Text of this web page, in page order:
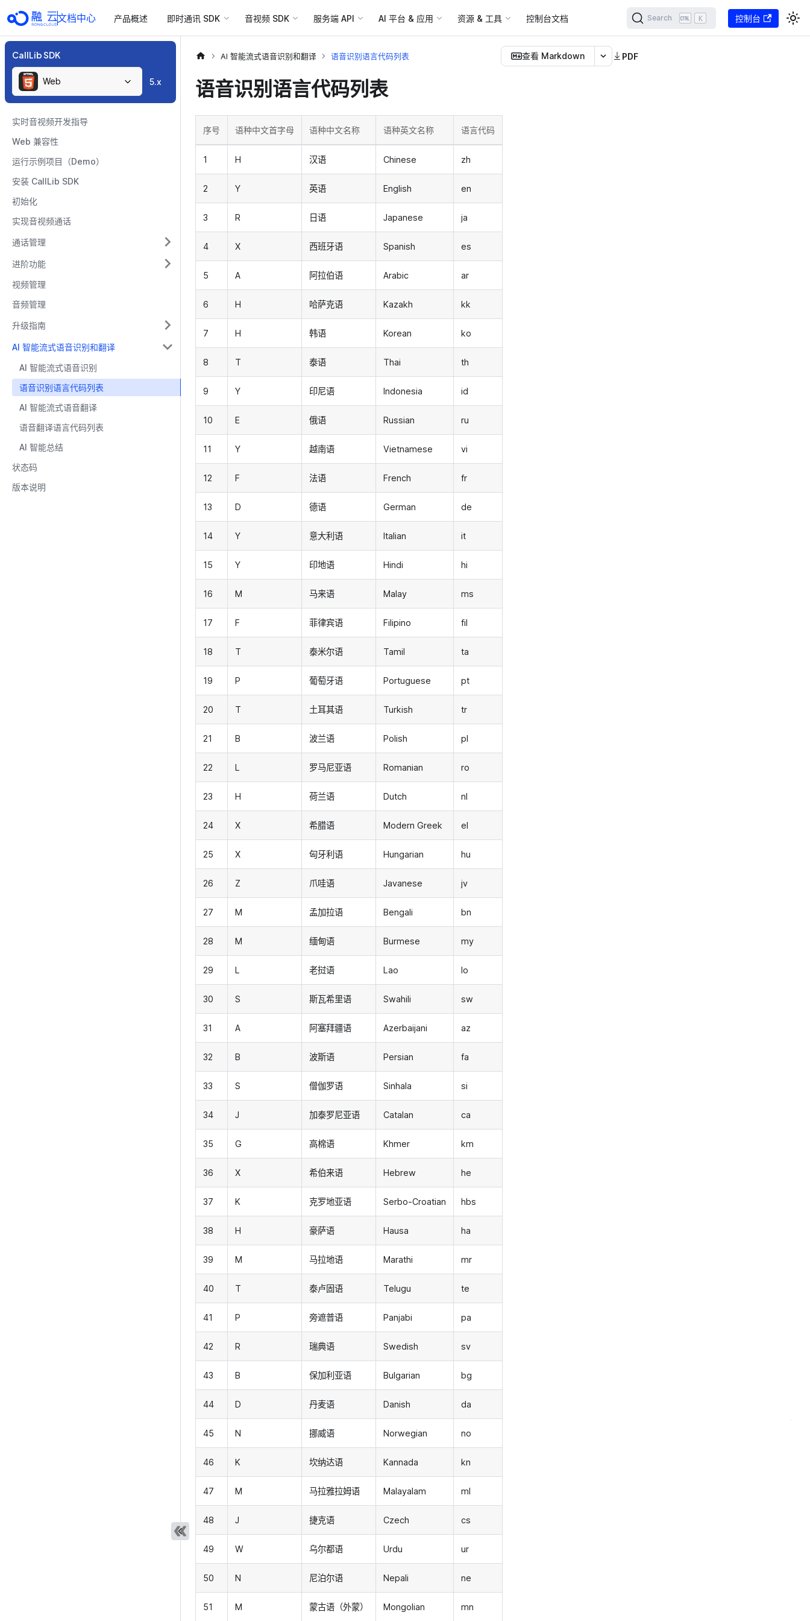
文档中心 产品概述 即时通讯 SDK 音视频 SDK 服务端 API AI 平台 & 应用 资源 & 工具 控制台文档 Search K 控制台
CallLib SDK
Web 5.x
实时音视频开发指导
Web 兼容性
运行示例项目（Demo）
安装 CallLib SDK
初始化
实现音视频通话
通话管理
进阶功能
视频管理
音频管理
升级指南
AI 智能流式语音识别和翻译
AI 智能流式语音识别
语音识别语言代码列表
AI 智能流式语音翻译
语音翻译语言代码列表
AI 智能总结
状态码
版本说明
AI 智能流式语音识别和翻译 语音识别语言代码列表 查看 Markdown PDF
语音识别语言代码列表
序号 语种中文首字母 语种中文名称 语种英文名称 语言代码
1 H 汉语 Chinese zh
2 Y 英语 English en
3 R 日语 Japanese ja
4 X 西班牙语 Spanish es
5 A 阿拉伯语 Arabic ar
6 H 哈萨克语 Kazakh kk
7 H 韩语 Korean ko
8 T 泰语 Thai th
9 Y 印尼语 Indonesia id
10 E 俄语 Russian ru
11 Y 越南语 Vietnamese vi
12 F 法语 French fr
13 D 德语 German de
14 Y 意大利语 Italian it
15 Y 印地语 Hindi hi
16 M 马来语 Malay ms
17 F 菲律宾语 Filipino fil
18 T 泰米尔语 Tamil ta
19 P 葡萄牙语 Portuguese pt
20 T 土耳其语 Turkish tr
21 B 波兰语 Polish pl
22 L 罗马尼亚语 Romanian ro
23 H 荷兰语 Dutch nl
24 X 希腊语 Modern Greek el
25 X 匈牙利语 Hungarian hu
26 Z 爪哇语 Javanese jv
27 M 孟加拉语 Bengali bn
28 M 缅甸语 Burmese my
29 L 老挝语 Lao lo
30 S 斯瓦希里语 Swahili sw
31 A 阿塞拜疆语 Azerbaijani az
32 B 波斯语 Persian fa
33 S 僧伽罗语 Sinhala si
34 J 加泰罗尼亚语 Catalan ca
35 G 高棉语 Khmer km
36 X 希伯来语 Hebrew he
37 K 克罗地亚语 Serbo-Croatian hbs
38 H 豪萨语 Hausa ha
39 M 马拉地语 Marathi mr
40 T 泰卢固语 Telugu te
41 P 旁遮普语 Panjabi pa
42 R 瑞典语 Swedish sv
43 B 保加利亚语 Bulgarian bg
44 D 丹麦语 Danish da
45 N 挪威语 Norwegian no
46 K 坎纳达语 Kannada kn
47 M 马拉雅拉姆语 Malayalam ml
48 J 捷克语 Czech cs
49 W 乌尔都语 Urdu ur
50 N 尼泊尔语 Nepali ne
51 M 蒙古语（外蒙） Mongolian mn